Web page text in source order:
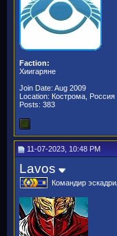
Faction:
Хиигаряне
Join Date: Aug 2009
Location: Кострома, Россия
Posts: 383
11-07-2023, 10:48 PM
Lavos
Командир